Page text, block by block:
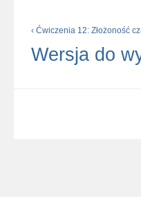
‹ Ćwiczenia 12: Złożoność
Wersja do